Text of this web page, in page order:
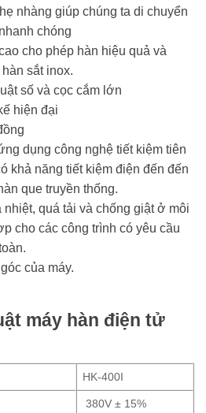
nhàng giúp chúng ta di chuyển
chóng
cho phép hàn hiệu quả và
sắt inox.
số và cọc cắm lớn
hiện đại
dụng công nghệ tiết kiệm tiên
khả năng tiết kiệm điện đến đến
que truyền thống.
quá tải và chống giật ở môi
cho các công trình có yêu cầu
của máy.
máy hàn điện tử
HK-400I
380V ± 15%